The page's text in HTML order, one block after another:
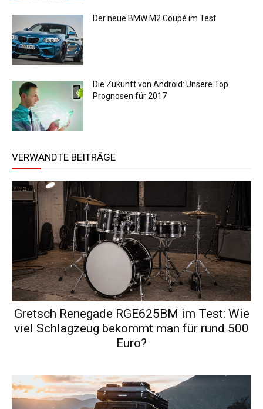
Der neue BMW M2 Coupé im Test
Die Zukunft von Android: Unsere Top
Prognosen für 2017
VERWANDTE BEITRÄGE
Gretsch Renegade RGE625BM im Test: Wie
viel Schlagzeug bekommt man für rund 500
Euro?